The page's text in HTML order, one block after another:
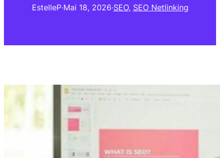
EstelleP·Mai 18, 2026·SEO, SEO Netlinking